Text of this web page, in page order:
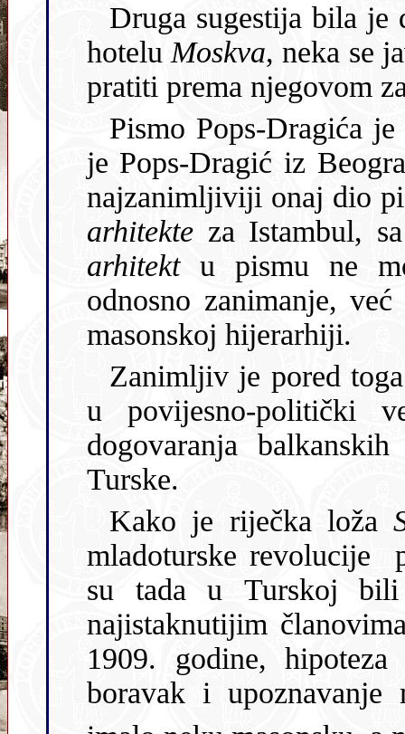
Druga sugestija bila je
hotelu Moskva, neka se
pratiti prema njegovom
Pismo Pops-Dragića
je Pops-Dragić iz Beograda ili bar grad dobro poznaje, ali je
arhitekte
arhitekt
odnosno zanimanje, već
masonskoj hijerarhiji.
Zanimljiv je pored
u povijesno-politički
dogovaranja balkanskih država za savez za borbu protiv
Turske.
Kako je riječka loža
mladoturske revolucije
su tada u Turskoj bili na vlasti, uspostavila suradnju s
1909. godine, hipoteza je da je
boravak i upoznavanje